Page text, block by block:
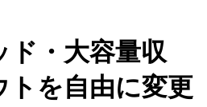
ド・大容量収
トを自由に変更